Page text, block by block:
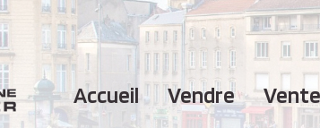
accueil vendre
MAISONS
TERRAINS
IMMEUBLES